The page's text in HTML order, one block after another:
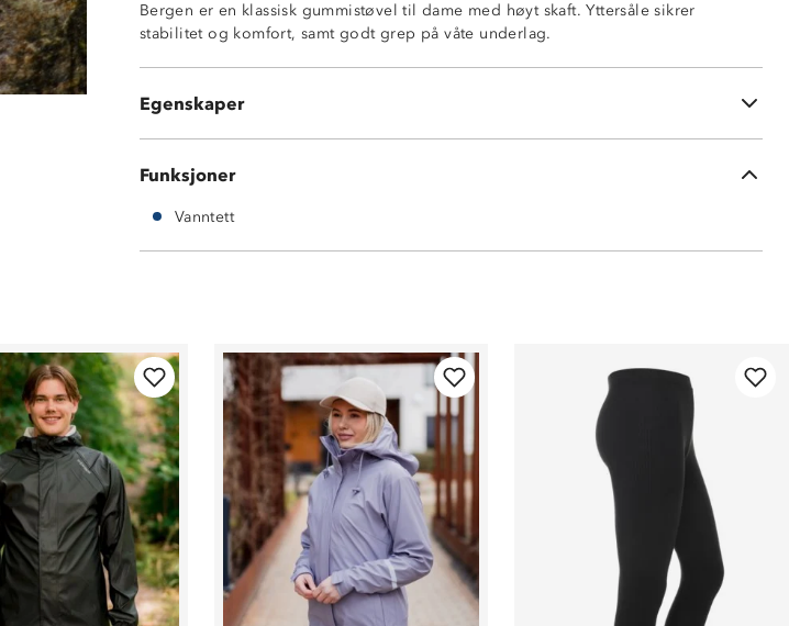
Bergen er en klassisk gummistøvel til dame med høyt skaft. Yttersåle sikrer
stabilitet og komfort, samt godt grep på våte underlag.
Egenskaper
Gummi
Funksjoner
Vanntett